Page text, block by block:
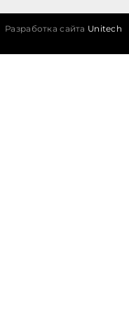
Разработка сайта Unitech